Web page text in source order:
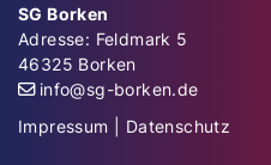
SG Borken
Adresse: Feldmark 5
46325 Borken
info@sg-borken.de
Impressum
Datenschutz